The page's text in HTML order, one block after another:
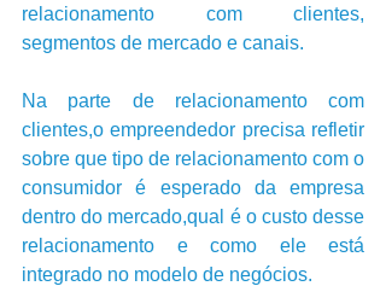
relacionamento com clientes,
segmentos de mercado e canais.
Na parte de relacionamento com
clientes,o empreendedor precisa refletir
sobre que tipo de relacionamento com o
consumidor é esperado da empresa
dentro do mercado,qual é o custo desse
relacionamento e como ele está
integrado no modelo de negócios.